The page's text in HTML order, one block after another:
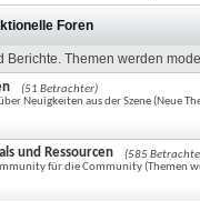
Foren
Berichte. Themen werden
(51 Betrachter)
Neuigkeiten aus der Szene (Neue
und Ressourcen
(585
für die Community (Themen